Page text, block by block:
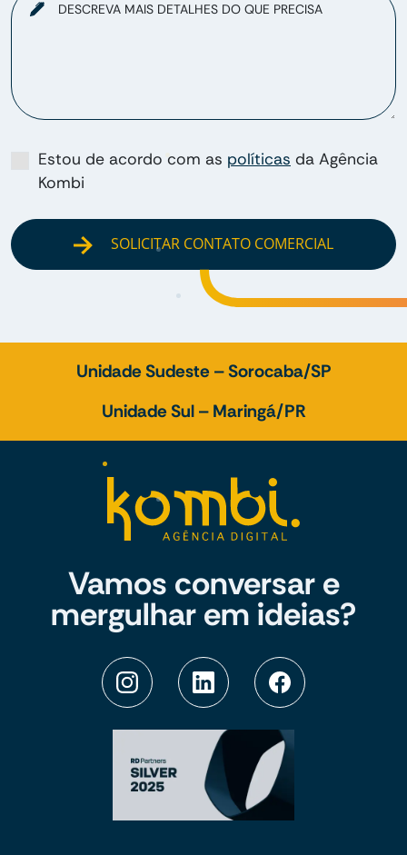
DESCREVA MAIS DETALHES DO QUE PRECISA
Estou de acordo com as políticas da Agência
Kombi
SOLICITAR CONTATO COMERCIAL
Unidade Sudeste – Sorocaba/SP
Unidade Sul – Maringá/PR
Vamos conversar e
mergulhar em ideias?